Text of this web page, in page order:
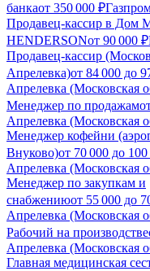
банкаот 350 000 ₽
Продавец-кассир в Дом
HENDERSONот 90 000 ₽
Продавец-кассир
Апрелевка)от 84 000 до
Апрелевка (Московская
Менеджер по продажам
Апрелевка (Московская
Менеджер кофейни
Внуково)от 70 000 до
Апрелевка (Московская
Менеджер по закупкам и
снабжениюот 55 000 до
Апрелевка (Московская
Рабочий на производстве
Апрелевка (Московская
Главная медицинская